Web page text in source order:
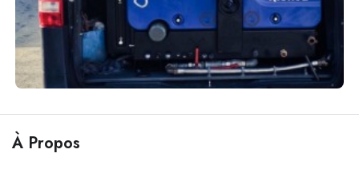
À Propos